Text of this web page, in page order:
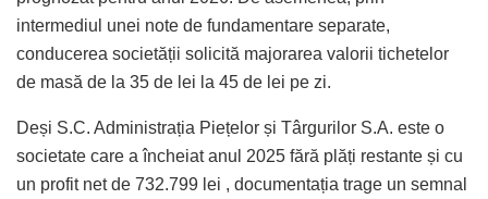
intermediul unei note de fundamentare separate,
conducerea societății solicită majorarea valorii tichetelor
de masă de la 35 de lei la 45 de lei pe zi.
Deși S.C. Administrația Piețelor și Târgurilor S.A. este o
societate care a încheiat anul 2025 fără plăți restante și cu
un profit net de 732.799 lei , documentația trage un semnal